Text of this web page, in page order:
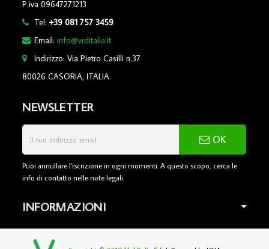
P.iva 09647271213
Tel:+39 081 757 3459
Email:info@vrditalia.it
Indirizzo: Via Pietro Casilli n.37
80026 CASORIA, ITALIA
NEWSLETTER
OK
Puoi annullare l'iscrizione in ogni momenti. A questo scopo, cerca le
info di contatto nelle note legali.
INFORMAZIONI